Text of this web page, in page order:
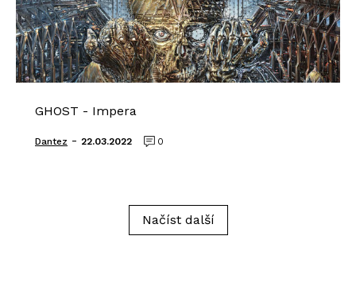
GHOST - Impera
Dantez - 22.03.2022 0
Načíst další